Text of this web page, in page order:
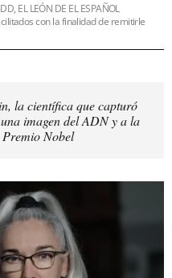
EL LEÓN DE EL ESPAÑOL
con la finalidad de remitirle
la científica que capturó
imagen del ADN y a la
Nobel